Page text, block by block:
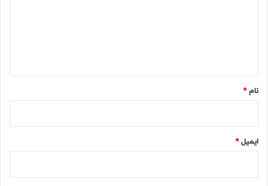
نام*
ایمیل*